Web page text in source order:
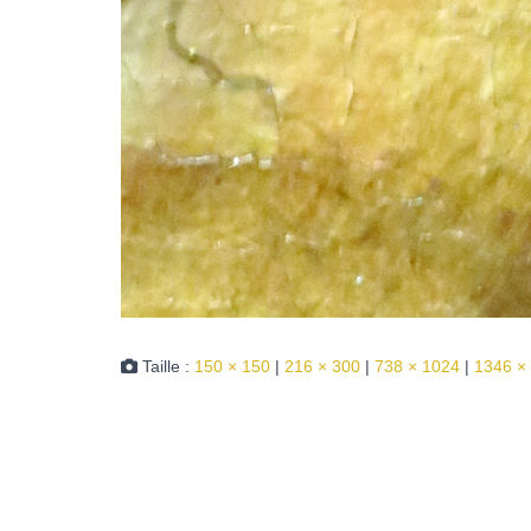
Taille : 150 × 150 | 216 × 300 | 738 × 1024 | 1346 ×